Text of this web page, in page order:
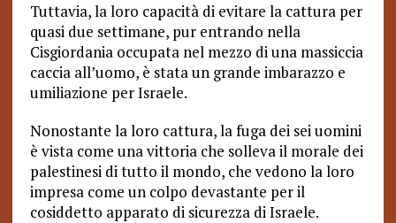
Tuttavia, la loro capacità di evitare la cattura per
quasi due settimane, pur entrando nella
Cisgiordania occupata nel mezzo di una massiccia
caccia all’uomo, è stata un grande imbarazzo e
umiliazione per Israele.
Nonostante la loro cattura, la fuga dei sei uomini
è vista come una vittoria che solleva il morale dei
palestinesi di tutto il mondo, che vedono la loro
impresa come un colpo devastante per il
cosiddetto apparato di sicurezza di Israele.